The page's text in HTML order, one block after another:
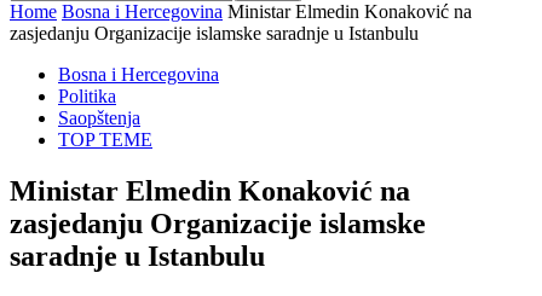
Home Bosna i Hercegovina Ministar Elmedin Konaković na
zasjedanju Organizacije islamske saradnje u Istanbulu
Bosna i Hercegovina
Politika
Saopštenja
TOP TEME
Ministar Elmedin Konaković na
zasjedanju Organizacije islamske
saradnje u Istanbulu